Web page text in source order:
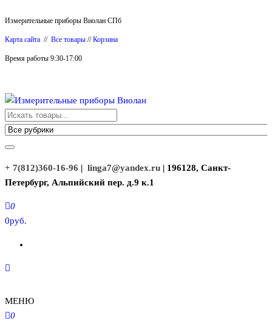
к
содержимому
Измерительные приборы Виолан СПб
Карта сайта // Все товары //Корзина
Время работы 9:30-17:00
Измерительные приборы Виолан
+ 7(812)360-16-96 | linga7@yandex.ru | 196128, Санкт-
Петербург, Альпийский пер. д.9 к.1
0
0руб.
МЕНЮ
0